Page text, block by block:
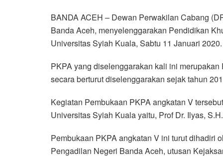
c
e
b
o
k
i
t
t
r
a
t
s
p
p
n
e
l
e
g
a
m
a
i
l
a
r
e
BANDA ACEH – Dewan Perwakilan Cabang
Banda Aceh, menyelenggarakan Pendidikan
Universitas Syiah Kuala, Sabtu 11 Januari 2020.
PKPA yang diselenggarakan kali ini
secara berturut diselenggarakan sejak tahun
Kegiatan Pembukaan PKPA angkatan V
Universitas Syiah Kuala yaitu, Prof Dr. Ilyas,
Pembukaan PKPA angkatan V ini turut dihadiri
Pengadilan Negeri Banda Aceh, utusan